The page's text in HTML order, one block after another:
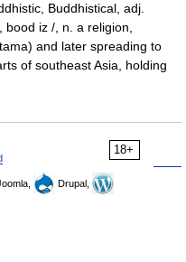
Buddhistical, adj.
iz /, n. a religion,
and later spreading to
of southeast Asia, holding
18+
Drupal,